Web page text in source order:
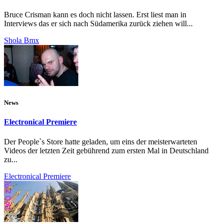
Bruce Crisman kann es doch nicht lassen. Erst liest man in
Interviews das er sich nach Südamerika zurück ziehen will...
Shola Bmx
News
Electronical Premiere
Der People`s Store hatte geladen, um eins der meisterwarteten
Videos der letzten Zeit gebührend zum ersten Mal in Deutschland
zu...
Electronical Premiere